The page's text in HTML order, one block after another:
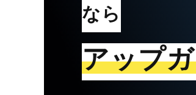
なら
アップ